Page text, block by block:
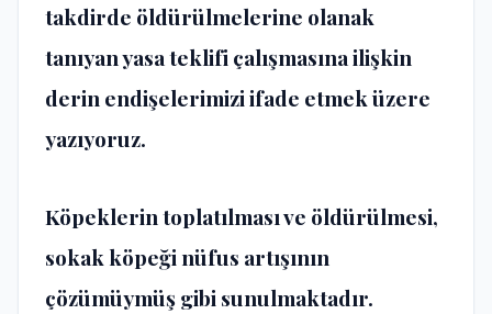
takdirde öldürülmelerine olanak
tanıyan yasa teklifi çalışmasına ilişkin
derin endişelerimizi ifade etmek üzere
yazıyoruz.
Köpeklerin toplatılması ve öldürülmesi,
sokak köpeği nüfus artışının
çözümüymüş gibi sunulmaktadır.